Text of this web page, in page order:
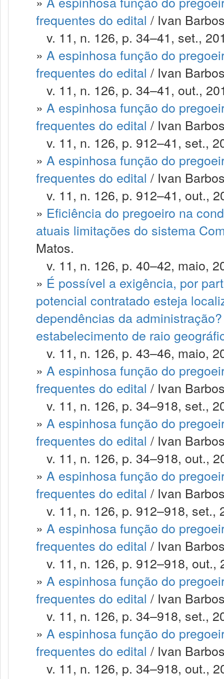
frequentes do edital / Ivan
v. 11, n. 126, p. 34–41, set.,
» A espinhosa função do
frequentes do edital / Ivan
v. 11, n. 126, p. 34–41, out.,
» A espinhosa função do
frequentes do edital / Ivan
v. 11, n. 126, p. 912–41, set.,
» A espinhosa função do
frequentes do edital / Ivan
v. 11, n. 126, p. 912–41, out.,
» Eficiência do pregoeiro na
atuais limitações do sistema
Matos.
v. 11, n. 126, p. 40–42, maio,
» É possível a exigência, por
potencial contratado esteja
dependências da
estabelecimento de raio
v. 11, n. 126, p. 43–46, maio,
» A espinhosa função do
frequentes do edital / Ivan
v. 11, n. 126, p. 34–918, set.,
» A espinhosa função do
frequentes do edital / Ivan
v. 11, n. 126, p. 34–918, out.,
» A espinhosa função do
frequentes do edital / Ivan
v. 11, n. 126, p. 912–918, set.,
» A espinhosa função do
frequentes do edital / Ivan
v. 11, n. 126, p. 912–918, out.,
» A espinhosa função do
frequentes do edital / Ivan
v. 11, n. 126, p. 34–918, set.,
» A espinhosa função do
frequentes do edital / Ivan
v. 11, n. 126, p. 34–918, out.,